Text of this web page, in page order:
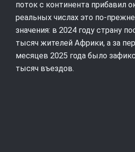
поток с континента прибавил
реальных числах это
значения: в 2024 году страну
тысяч жителей Африки, а за
месяцев 2025 года было
тысяч въездов.